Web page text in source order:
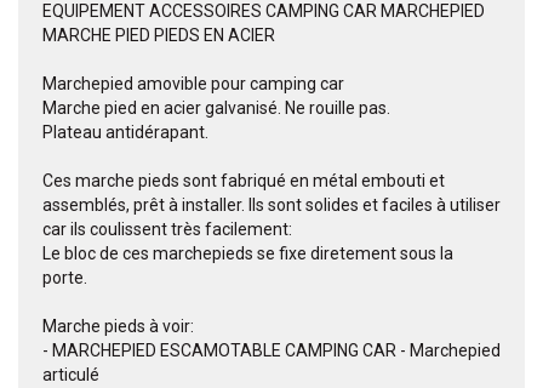
EQUIPEMENT ACCESSOIRES CAMPING CAR MARCHEPIED
MARCHE PIED PIEDS EN ACIER
Marchepied amovible pour camping car
Marche pied en acier galvanisé. Ne rouille pas.
Plateau antidérapant.
Ces marche pieds sont fabriqué en métal embouti et
assemblés, prêt à installer. Ils sont solides et faciles à utiliser
car ils coulissent très facilement:
Le bloc de ces marchepieds se fixe diretement sous la
porte.
Marche pieds à voir:
- MARCHEPIED ESCAMOTABLE CAMPING CAR - Marchepied
articulé